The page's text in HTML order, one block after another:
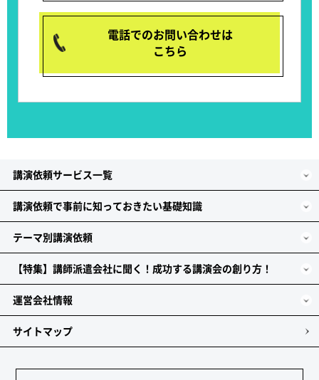
電話でのお問い合わせは
こちら
講演依頼サービス一覧
講演依頼で事前に知っておきたい基礎知識
テーマ別講演依頼
【特集】講師派遣会社に聞く！成功する講演会の創り方！
運営会社情報
サイトマップ